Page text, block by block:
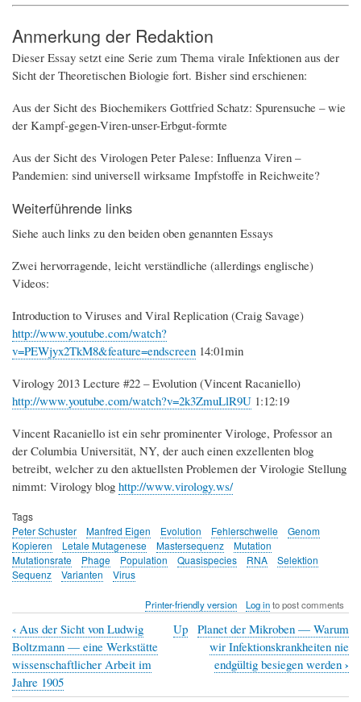
Anmerkung der Redaktion
Dieser Essay setzt eine Serie zum Thema virale Infektionen aus der
Sicht der Theoretischen Biologie fort. Bisher sind erschienen:
Aus der Sicht des Biochemikers Gottfried Schatz: Spurensuche – wie
der Kampf-gegen-Viren-unser-Erbgut-formte
Aus der Sicht des Virologen Peter Palese: Influenza Viren –
Pandemien: sind universell wirksame Impfstoffe in Reichweite?
Weiterführende links
Siehe auch links zu den beiden oben genannten Essays
Zwei hervorragende, leicht verständliche (allerdings englische)
Videos:
Introduction to Viruses and Viral Replication (Craig Savage)
http://www.youtube.com/watch?
v=PEWjyx2TkM8&feature=endscreen 14:01min
Virology 2013 Lecture #22 – Evolution (Vincent Racaniello)
http://www.youtube.com/watch?v=2k3ZmuLlR9U 1:12:19
Vincent Racaniello ist ein sehr prominenter Virologe, Professor an
der Columbia Universität, NY, der auch einen exzellenten blog
betreibt, welcher zu den aktuellsten Problemen der Virologie Stellung
nimmt: Virology blog http://www.virology.ws/
Tags
Peter Schuster
Manfred Eigen Evolution Fehlerschwelle
Genom
Kopieren
Letale Mutagenese Mastersequenz
Mutation
Mutationsrate
Phage Population Quasispecies RNA
Selektion
Sequenz
Varianten Virus
Printer-friendly version Log into post comments
Book
traversal
links
‹ Aus der Sicht von Ludwig
Boltzmann — eine Werkstätte
wissenschaftlicher Arbeit im
Jahre 1905
Up
Planet der Mikroben — Warum
wir Infektionskrankheiten nie
endgültig besiegen werden ›